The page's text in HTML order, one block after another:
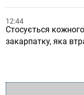
12:44
Стосується
закарпатку, яка